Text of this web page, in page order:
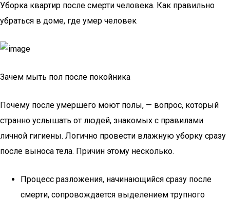
Уборка квартир после смерти человека. Как правильно
убраться в доме, где умер человек
Зачем мыть пол после покойника
Почему после умершего моют полы, — вопрос, который
странно услышать от людей, знакомых с правилами
личной гигиены. Логично провести влажную уборку сразу
после выноса тела. Причин этому несколько.
Процесс разложения, начинающийся сразу после
смерти, сопровождается выделением трупного